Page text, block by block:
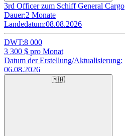
3rd Officer zum Schiff General Cargo
Dauer:2 Monate
Landedatum:08.08.2026
DWT:8 000
3 300 $ pro Monat
Datum der Erstellung/Aktualisierung:
06.08.2026
🇲🇭